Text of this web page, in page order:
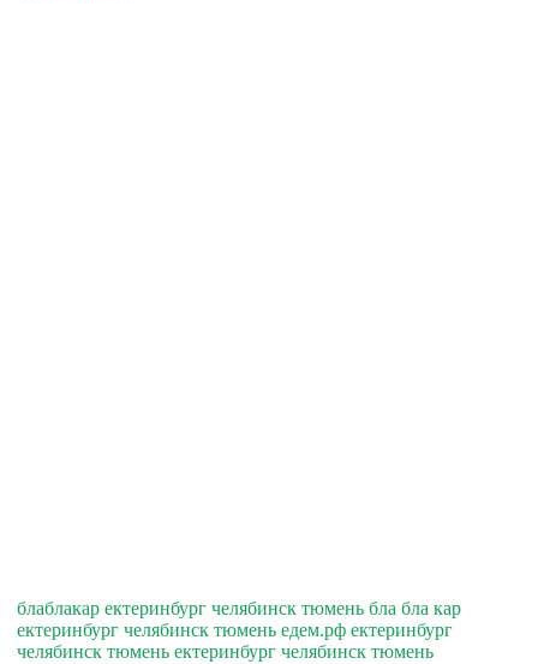
блаблакар ектеринбург челябинск тюмень бла бла кар
ектеринбург челябинск тюмень едем.рф ектеринбург
челябинск тюмень ектеринбург челябинск тюмень